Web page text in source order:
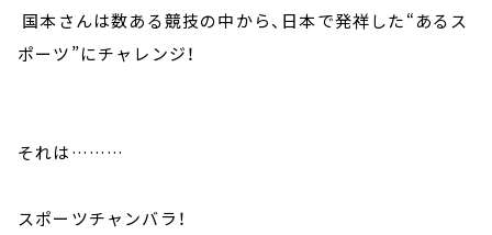
国本さんは数ある競技の中から、日本で発祥した“あるス
ポーツ”にチャレンジ！
それは………
スポーツチャンバラ！